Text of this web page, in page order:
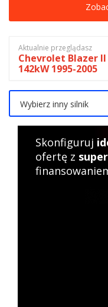
Aktualnie przeglądasz
Chevrolet Blazer II
142kW 1995-2005
Wybierz inny silnik
Skonfiguruj
ofertę z super